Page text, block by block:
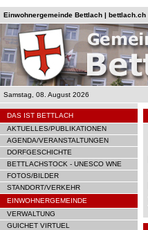
Einwohnergemeinde Bettlach | bettlach.ch
Samstag, 08. August 2026
DAS IST BETTLACH
AKTUELLES/PUBLIKATIONEN
AGENDA/VERANSTALTUNGEN
DORFGESCHICHTE
BETTLACHSTOCK - UNESCO WNE
FOTOS/BILDER
STANDORT/VERKEHR
EINWOHNERGEMEINDE
VERWALTUNG
GUICHET VIRTUEL